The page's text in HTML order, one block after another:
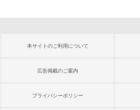
本サイトのご利用について
広告掲載のご案内
プライバシーポリシー